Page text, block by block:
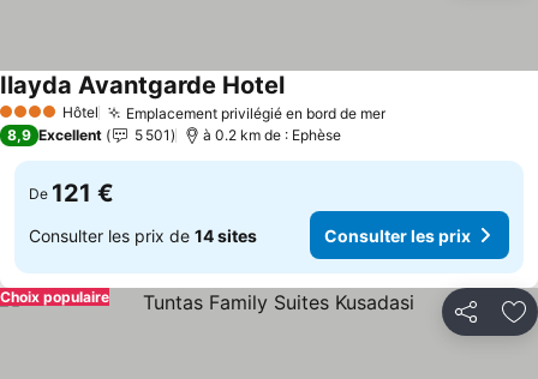
4 Étoiles Hôtel Emplacement privilégié en bord de mer
Ilayda Avantgarde Hotel
8,9 Excellent 5 501 à 0.2 km de : Ephèse
De 121 €
Consulter les prix de 14 sites Consulter les prix
Partager
Choix populaire